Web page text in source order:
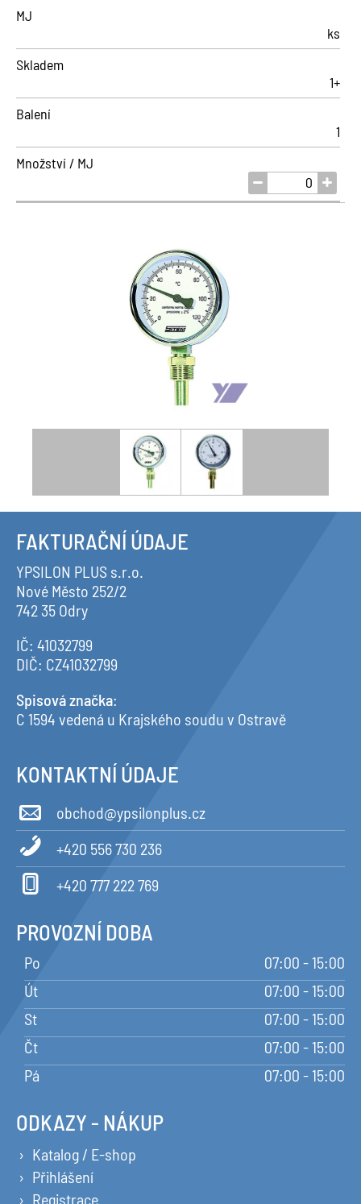
MJ
ks
Skladem
1+
Balení
1
Množství / MJ
FAKTURAČNÍ ÚDAJE
YPSILON PLUS s.r.o.
Nové Město 252/2
742 35 Odry
IČ: 41032799
DIČ: CZ41032799
Spisová značka:
C 1594 vedená u Krajského soudu v Ostravě
KONTAKTNÍ ÚDAJE
obchod@ypsilonplus.cz
+420 556 730 236
+420 777 222 769
PROVOZNÍ DOBA
Po
07:00 - 15:00
Út
07:00 - 15:00
St
07:00 - 15:00
Čt
07:00 - 15:00
Pá
07:00 - 15:00
ODKAZY - NÁKUP
Katalog / E-shop
Přihlášení
Registrace